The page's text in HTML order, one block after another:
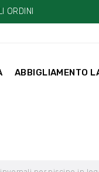
ORDINI
ABBIGLIAMENTO